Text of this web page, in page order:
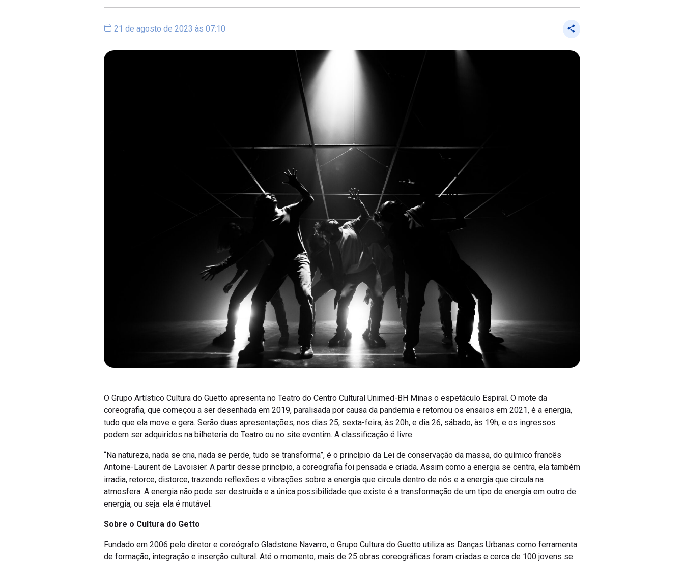
21 de agosto de 2023 às 07:10
O Grupo Artístico Cultura do Guetto apresenta no Teatro do Centro Cultural Unimed-BH Minas o espetáculo Espiral. O mote da
coreografia, que começou a ser desenhada em 2019, paralisada por causa da pandemia e retomou os ensaios em 2021, é a energia,
tudo que ela move e gera. Serão duas apresentações, nos dias 25, sexta-feira, às 20h, e dia 26, sábado, às 19h, e os ingressos
podem ser adquiridos na bilheteria do Teatro ou no site eventim. A classificação é livre.
“Na natureza, nada se cria, nada se perde, tudo se transforma”, é o princípio da Lei de conservação da massa, do químico francês
Antoine-Laurent de Lavoisier. A partir desse princípio, a coreografia foi pensada e criada. Assim como a energia se centra, ela também
irradia, retorce, distorce, trazendo reflexões e vibrações sobre a energia que circula dentro de nós e a energia que circula na
atmosfera. A energia não pode ser destruída e a única possibilidade que existe é a transformação de um tipo de energia em outro de
energia, ou seja: ela é mutável.
Sobre o Cultura do Getto
Fundado em 2006 pelo diretor e coreógrafo Gladstone Navarro, o Grupo Cultura do Guetto utiliza as Danças Urbanas como ferramenta
de formação, integração e inserção cultural. Até o momento, mais de 25 obras coreográficas foram criadas e cerca de 100 jovens se